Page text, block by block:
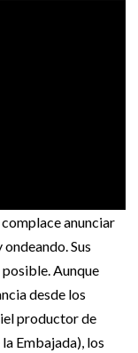
anunciar
Sus
Aunque
desde los
productor de
Embajada), los